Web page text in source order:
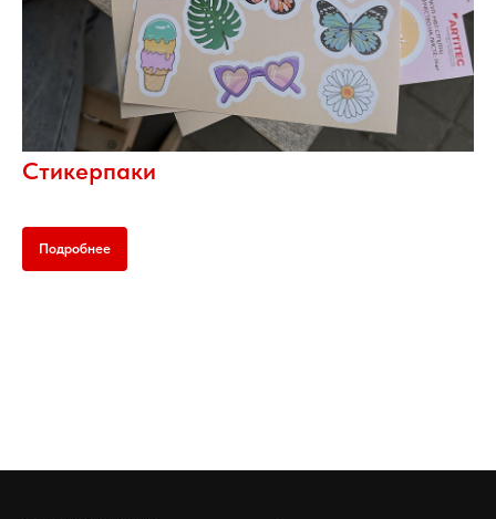
Стикерпаки
Подробнее